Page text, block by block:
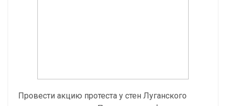
Провести акцию протеста у стен Луганского